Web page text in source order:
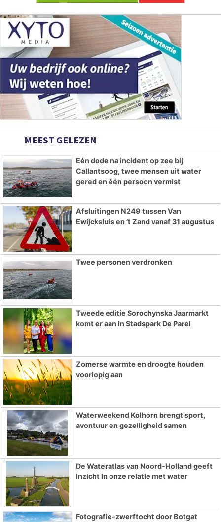
MEEST GELEZEN
Eén dode na incident op zee bij
Callantsoog, twee mensen uit water
gered en één persoon vermist
Afsluitingen N249 tussen Van
Ewijcksluis en ’t Zand vanaf 31 augustus
Twee personen verdronken
Tweede editie Sorochynska Jaarmarkt
komt er aan in Stadspark De Parel
Zomerse warmte en droogte houden
voorlopig aan
Waterweekend Kolhorn brengt sport,
avontuur en gezelligheid samen
De Wateratlas van Noord-Holland geeft
inzicht in onze relatie met water
Fotografie-zwerftocht door Botgat